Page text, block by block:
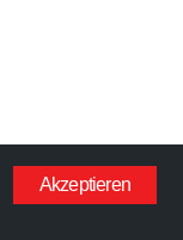
Akzeptieren